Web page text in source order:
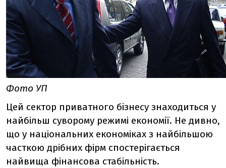
Фото УП
Цей сектор приватного бізнесу знаходиться у
найбільш суворому режимі економії. Не дивно,
що у національних економіках з найбільшою
часткою дрібних фірм спостерігається
найвища фінансова стабільність.